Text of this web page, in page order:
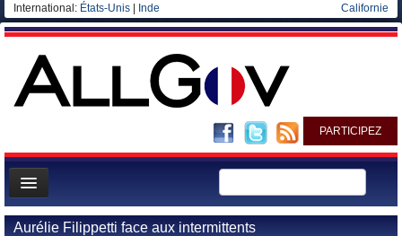
International: États-Unis Inde Californie
PARTICIPEZ
Page d'accueil
Aurélie Filippetti face aux intermittents